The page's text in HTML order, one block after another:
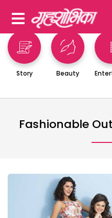
Story Beauty
Fashionable